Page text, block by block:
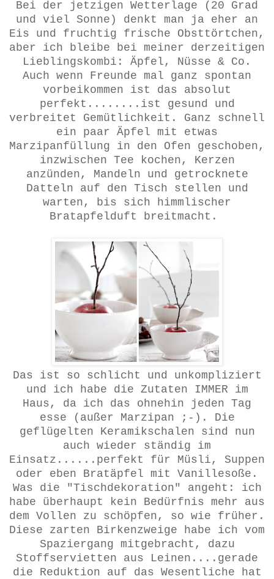
Bei der jetzigen Wetterlage (20 Grad
und viel Sonne) denkt man ja eher an
Eis und fruchtig frische Obsttörtchen,
aber ich bleibe bei meiner derzeitigen
Lieblingskombi: Äpfel, Nüsse & Co.
Auch wenn Freunde mal ganz spontan
vorbeikommen ist das absolut
perfekt........ist gesund und
verbreitet Gemütlichkeit. Ganz schnell
ein paar Äpfel mit etwas
Marzipanfüllung in den Ofen geschoben,
inzwischen Tee kochen, Kerzen
anzünden, Mandeln und getrocknete
Datteln auf den Tisch stellen und
warten, bis sich himmlischer
Bratapfelduft breitmacht.
Das ist so schlicht und unkompliziert
und ich habe die Zutaten IMMER im
Haus, da ich das ohnehin jeden Tag
esse (außer Marzipan ;-). Die
geflügelten Keramikschalen sind nun
auch wieder ständig im
Einsatz......perfekt für Müsli, Suppen
oder eben Bratäpfel mit Vanillesoße.
Was die "Tischdekoration" angeht: ich
habe überhaupt kein Bedürfnis mehr aus
dem Vollen zu schöpfen, so wie früher.
Diese zarten Birkenzweige habe ich vom
Spaziergang mitgebracht, dazu
Stoffservietten aus Leinen....gerade
die Reduktion auf das Wesentliche hat